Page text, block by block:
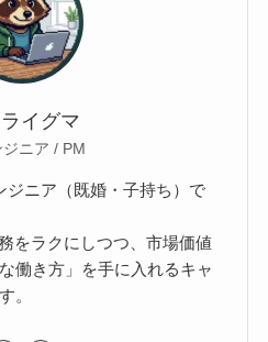
イグマ
ニア / PM
ジニア（既婚・子持ち）で
をラクにしつつ、市場価値
働き方」を手に入れるキャ
。